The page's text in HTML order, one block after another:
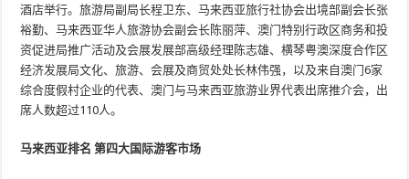
酒店举行。旅游局副局长程卫东、马来西亚旅行社协会出境部副会长张
裕勤、马来西亚华人旅游协会副会长陈丽萍、澳门特别行政区商务和投
资促进局推广活动及会展发展部高级经理陈志雄、横琴粤澳深度合作区
经济发展局文化、旅游、会展及商贸处处长林伟强，以及来自澳门6家
综合度假村企业的代表、澳门与马来西亚旅游业界代表出席推介会，出
席人数超过110人。
马来西亚排名第四大国际游客市场